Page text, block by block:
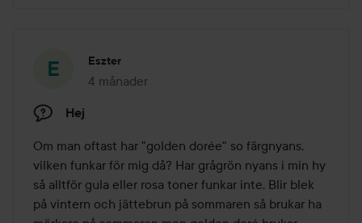
Eszter
4 månader
Inlägget skapades 4 månader
Hej
Om man oftast har "golden dorée" so färgnyans,
vilken funkar för mig då? Har grågrön nyans i min hy
så alltför gula eller rosa toner funkar inte. Blir blek
på vintern och jättebrun på sommaren så brukar ha